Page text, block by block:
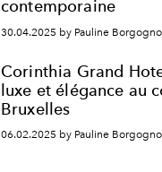
contemporaine
30.04.2025 by Pauline Borgogno
Corinthia Grand
luxe et élégance au
Bruxelles
06.02.2025 by Pauline Borgogno